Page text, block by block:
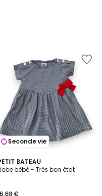
Seconde vie
BATEAU
bébé - Très bon état
€